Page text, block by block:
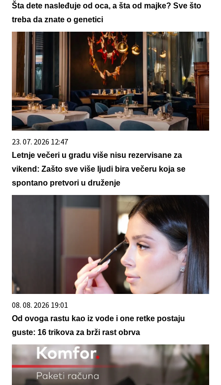
Šta dete nasleđuje od oca, a šta od majke? Sve što
treba da znate o genetici
23. 07. 2026 12:47
Letnje večeri u gradu više nisu rezervisane za
vikend: Zašto sve više ljudi bira večeru koja se
spontano pretvori u druženje
08. 08. 2026 19:01
Od ovoga rastu kao iz vode i one retke postaju
guste: 16 trikova za brži rast obrva